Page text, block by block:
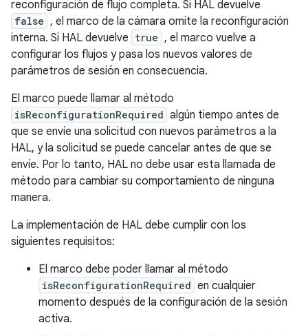
reconfiguración de flujo completa. Si HAL devuelve
false , el marco de la cámara omite la reconfiguración
interna. Si HAL devuelve true , el marco vuelve a
configurar los flujos y pasa los nuevos valores de
parámetros de sesión en consecuencia.
El marco puede llamar al método
isReconfigurationRequired algún tiempo antes de
que se envíe una solicitud con nuevos parámetros a la
HAL, y la solicitud se puede cancelar antes de que se
envíe. Por lo tanto, HAL no debe usar esta llamada de
método para cambiar su comportamiento de ninguna
manera.
La implementación de HAL debe cumplir con los
siguientes requisitos:
El marco debe poder llamar al método
isReconfigurationRequired en cualquier
momento después de la configuración de la sesión
activa.